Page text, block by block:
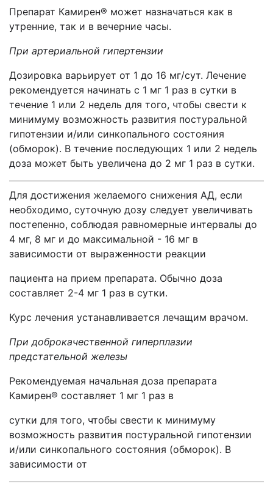
Препарат Камирен® может назначаться как в
утренние, так и в вечерние часы.
При артериальной гипертензии
Дозировка варьирует от 1 до 16 мг/сут. Лечение
рекомендуется начинать с 1 мг 1 раз в сутки в
течение 1 или 2 недель для того, чтобы свести к
минимуму возможность развития постуральной
гипотензии и/или синкопального состояния
(обморок). В течение последующих 1 или 2 недель
доза может быть увеличена до 2 мг 1 раз в сутки.
Для достижения желаемого снижения АД, если
необходимо, суточную дозу следует увеличивать
постепенно, соблюдая равномерные интервалы до
4 мг, 8 мг и до максимальной - 16 мг в
зависимости от выраженности реакции
пациента на прием препарата. Обычно доза
составляет 2-4 мг 1 раз в сутки.
Курс лечения устанавливается лечащим врачом.
При доброкачественной гиперплазии
предстательной железы
Рекомендуемая начальная доза препарата
Камирен® составляет 1 мг 1 раз в
сутки для того, чтобы свести к минимуму
возможность развития постуральной гипотензии
и/или синкопального состояния (обморок). В
зависимости от